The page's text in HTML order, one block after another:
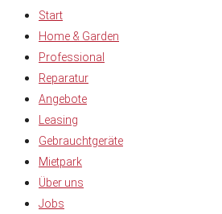
Start
Home & Garden
Professional
Reparatur
Angebote
Leasing
Gebrauchtgeräte
Mietpark
Über uns
Jobs